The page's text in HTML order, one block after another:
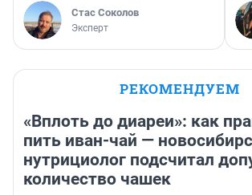
Стас Соколов
Эксперт
РЕКОМЕНДУЕМ
«Вплоть до диареи»: как
пить иван-чай —
нутрициолог подсчитал
количество чашек